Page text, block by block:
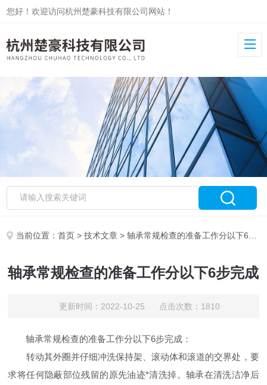
您好！欢迎访问杭州楚豪科技有限公司网站！
当前位置：首页 >技术文章 > 轴承常规检查的准备工作分以下6步完成
轴承常规检查的准备工作分以下6步完成
更新时间：2022-10-25 点击次数：1810
轴承常规检查的准备工作分以下6步完成：
转动其外圈并仔细冲洗保持架、滚动体和滚道的交界处，要
求将任何隐蔽部位残留的原先油迹*清洗掉。轴承在清洗洁净后